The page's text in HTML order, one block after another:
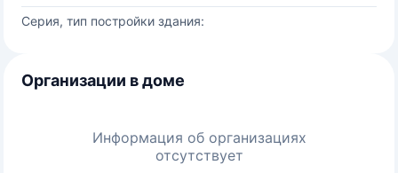
Серия, тип постройки здания:
Организации в доме
Информация об организациях
отсутствует